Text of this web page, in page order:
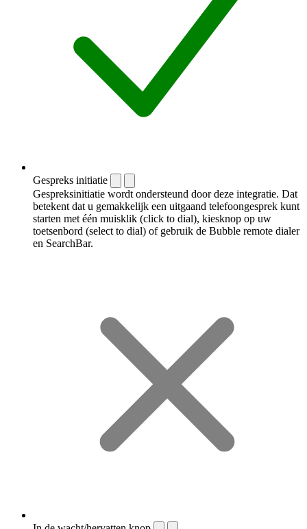
Gespreks initiatie
Gespreksinitiatie wordt ondersteund door deze integratie. Dat
betekent dat u gemakkelijk een uitgaand telefoongesprek kunt
starten met één muisklik (click to dial), kiesknop op uw
toetsenbord (select to dial) of gebruik de Bubble remote dialer
en SearchBar.